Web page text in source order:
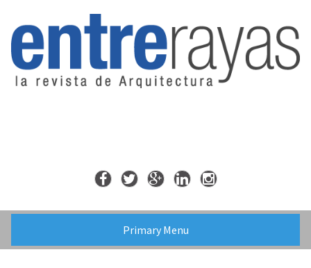
content
Primary Menu